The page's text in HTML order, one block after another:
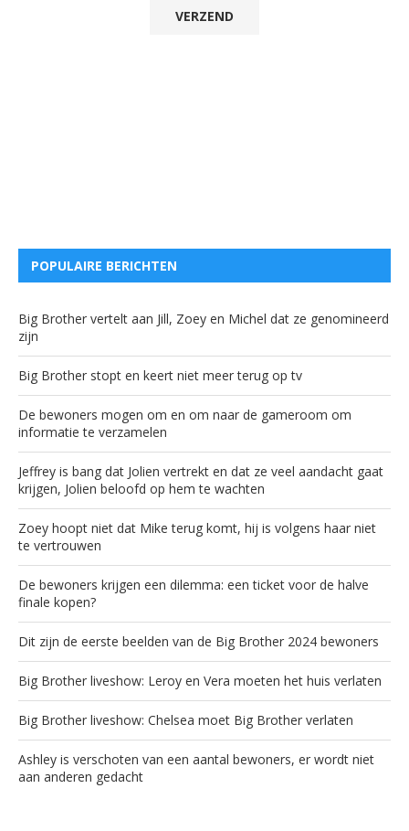
POPULAIRE BERICHTEN
Big Brother vertelt aan Jill, Zoey en Michel dat ze genomineerd
zijn
Big Brother stopt en keert niet meer terug op tv
De bewoners mogen om en om naar de gameroom om
informatie te verzamelen
Jeffrey is bang dat Jolien vertrekt en dat ze veel aandacht gaat
krijgen, Jolien beloofd op hem te wachten
Zoey hoopt niet dat Mike terug komt, hij is volgens haar niet
te vertrouwen
De bewoners krijgen een dilemma: een ticket voor de halve
finale kopen?
Dit zijn de eerste beelden van de Big Brother 2024 bewoners
Big Brother liveshow: Leroy en Vera moeten het huis verlaten
Big Brother liveshow: Chelsea moet Big Brother verlaten
Ashley is verschoten van een aantal bewoners, er wordt niet
aan anderen gedacht